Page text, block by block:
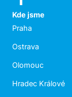
Kde jsme
Praha
Ostrava
Olomouc
Hradec Králové